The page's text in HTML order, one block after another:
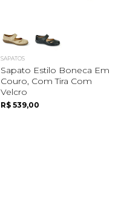
SAPATOS
Sapato Estilo Boneca Em
Couro, Com Tira Com
Velcro
R$ 539,00